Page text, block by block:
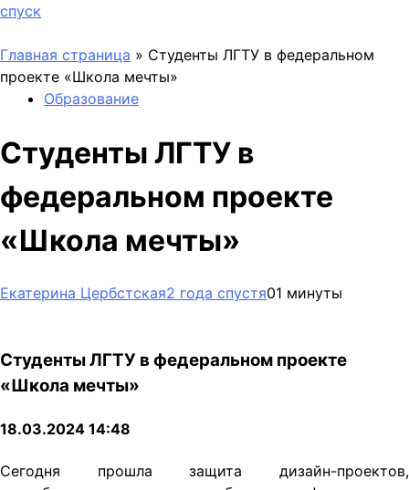
спуск
Главная страница » Студенты ЛГТУ в федеральном
проекте «Школа мечты»
Образование
Студенты ЛГТУ в
федеральном проекте
«Школа мечты»
Екатерина Цербстская2 года спустя01 минуты
Студенты ЛГТУ в федеральном проекте
«Школа мечты»
18.03.2024 14:48
Сегодня прошла защита дизайн-проектов,